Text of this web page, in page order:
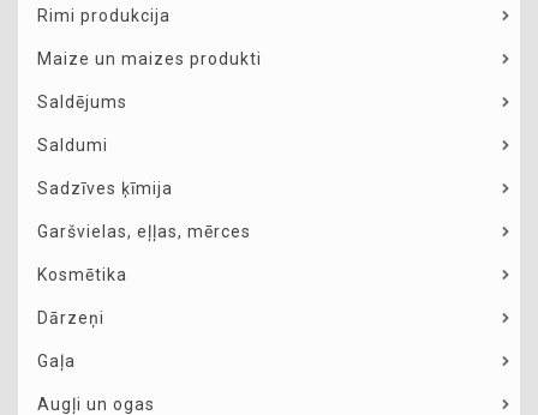
Rimi produkcija
Maize un maizes produkti
Saldējums
Saldumi
Sadzīves ķīmija
Garšvielas, eļļas, mērces
Kosmētika
Dārzeņi
Gaļa
Augļi un ogas